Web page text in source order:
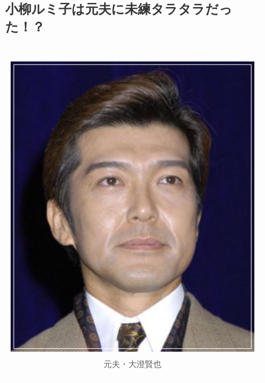
小柳ルミ子は元夫に未練タラタラだっ
た！？
元夫・大澄賢也